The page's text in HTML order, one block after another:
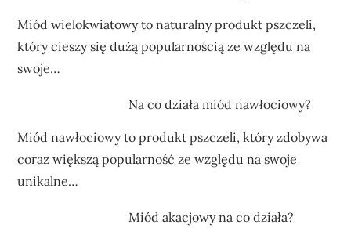
Miód wielokwiatowy to naturalny produkt pszczeli,
który cieszy się dużą popularnością ze względu na
swoje…
Na co działa miód nawłociowy?
Miód nawłociowy to produkt pszczeli, który zdobywa
coraz większą popularność ze względu na swoje
unikalne…
Miód akacjowy na co działa?